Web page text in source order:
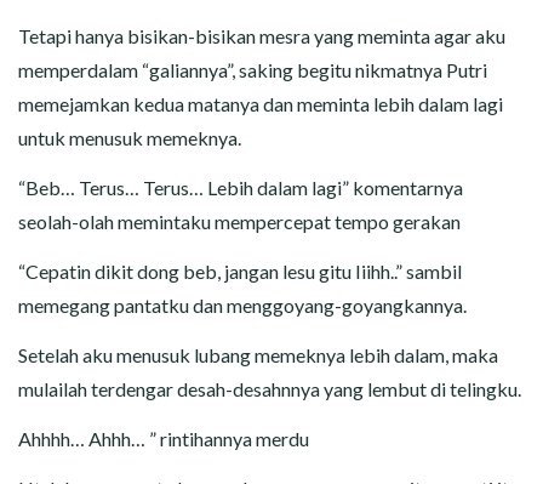
Tetapi hanya bisikan-bisikan mesra yang meminta agar aku
memperdalam “galiannya”, saking begitu nikmatnya Putri
memejamkan kedua matanya dan meminta lebih dalam lagi
untuk menusuk memeknya.
“Beb… Terus… Terus… Lebih dalam lagi” komentarnya
seolah-olah memintaku mempercepat tempo gerakan
“Cepatin dikit dong beb, jangan lesu gitu Iiihh..” sambil
memegang pantatku dan menggoyang-goyangkannya.
Setelah aku menusuk lubang memeknya lebih dalam, maka
mulailah terdengar desah-desahnnya yang lembut di telingku.
Ahhhh… Ahhh… ” rintihannya merdu